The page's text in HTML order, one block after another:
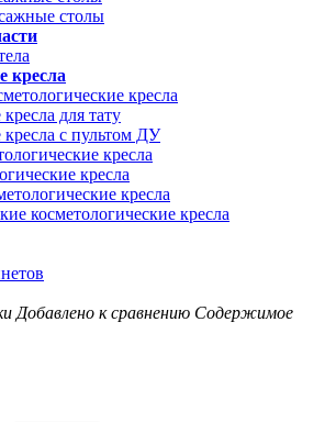
столы
кресла
кресла
для тату
кресла с пультом ДУ
кресла
кресла
кресла
косметологические кресла
Добавлено к сравнению Содержимое